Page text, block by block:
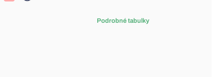
Podrobné tabulky